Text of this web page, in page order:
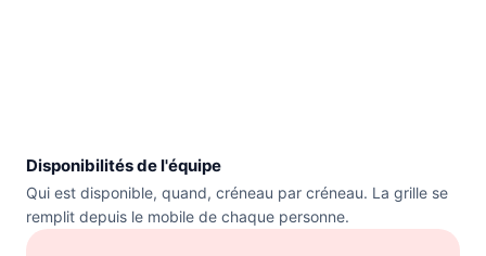
Disponibilités de l'équipe
Qui est disponible, quand, créneau par créneau. La grille se
remplit depuis le mobile de chaque personne.